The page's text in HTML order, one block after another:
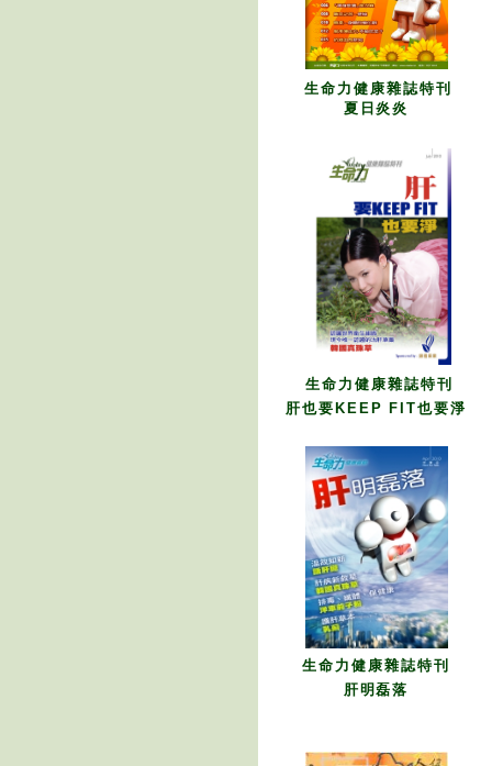
生命力健康雜誌特刊
夏日炎炎
生命力健康雜誌特刊
肝也要KEEP FIT也要淨
生命力健康雜誌特刊
肝明磊落